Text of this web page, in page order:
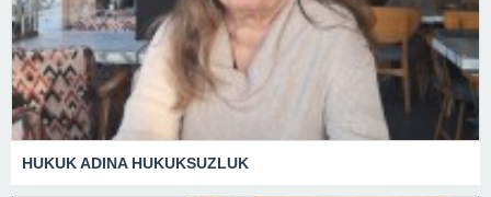
HUKUK ADINA HUKUKSUZLUK